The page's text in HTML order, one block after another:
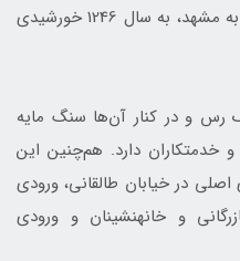
الدين شاه، در هنگام سفر شاه قاجار به مشهد، به سال 1246 خورشیدی
رس و در کنار آن‌ها سنگ مایه
خدمتکاران دارد. هم‌چنین اين
در خیابان طالقانی، ورودی
و خانه­نشینان و ورودی